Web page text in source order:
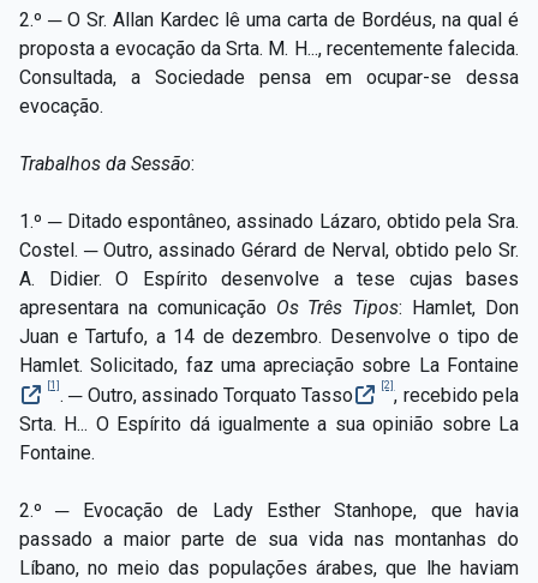
2.º ─ O Sr. Allan Kardec lê uma carta de Bordéus, na qual é
proposta a evocação da Srta. M. H..., recentemente falecida.
Consultada, a Sociedade pensa em ocupar-se dessa
evocação.
Trabalhos da Sessão:
1.º ─ Ditado espontâneo, assinado Lázaro, obtido pela Sra.
Costel. ─ Outro, assinado Gérard de Nerval, obtido pelo Sr.
A. Didier. O Espírito desenvolve a tese cujas bases
apresentara na comunicação Os Três Tipos: Hamlet, Don
Juan e Tartufo, a 14 de dezembro. Desenvolve o tipo de
Hamlet. Solicitado, faz uma apreciação sobre La Fontaine
[1] . ─ Outro, assinado Torquato Tasso [2] , recebido pela
Srta. H... O Espírito dá igualmente a sua opinião sobre La
Fontaine.
2.º ─ Evocação de Lady Esther Stanhope, que havia
passado a maior parte de sua vida nas montanhas do
Líbano, no meio das populações árabes, que lhe haviam